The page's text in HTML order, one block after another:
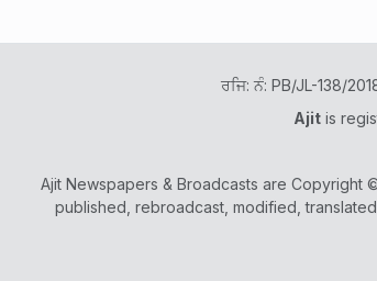
ਰਜਿ: ਨੰ: PB/JL-138/
Ajit is
Ajit Newspapers & Broadcasts are Copyright
published, rebroadcast, modified,